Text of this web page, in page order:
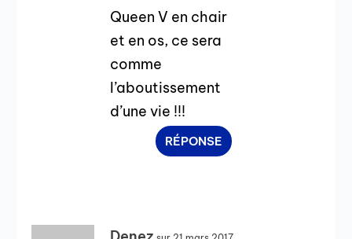
Queen V en chair
et en os, ce sera
comme
l’aboutissement
d’une vie !!!
RÉPONSE